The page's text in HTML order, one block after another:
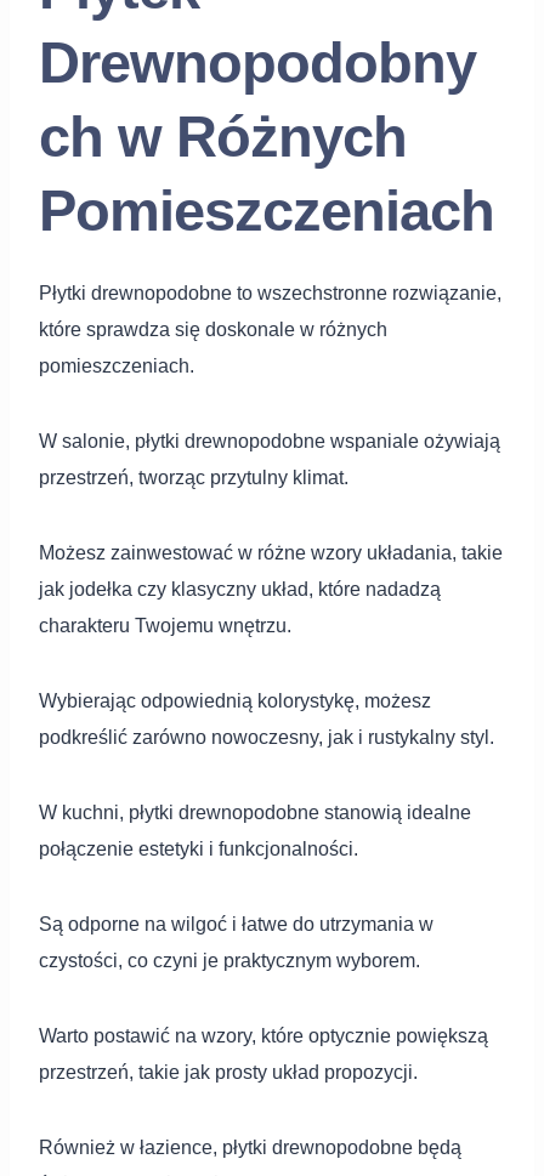
Drewnopodobny
ch w Różnych
Pomieszczeniach
Płytki drewnopodobne to wszechstronne rozwiązanie,
które sprawdza się doskonale w różnych
pomieszczeniach.
W salonie, płytki drewnopodobne wspaniale ożywiają
przestrzeń, tworząc przytulny klimat.
Możesz zainwestować w różne wzory układania, takie
jak jodełka czy klasyczny układ, które nadadzą
charakteru Twojemu wnętrzu.
Wybierając odpowiednią kolorystykę, możesz
podkreślić zarówno nowoczesny, jak i rustykalny styl.
W kuchni, płytki drewnopodobne stanowią idealne
połączenie estetyki i funkcjonalności.
Są odporne na wilgoć i łatwe do utrzymania w
czystości, co czyni je praktycznym wyborem.
Warto postawić na wzory, które optycznie powiększą
przestrzeń, takie jak prosty układ propozycji.
Również w łazience, płytki drewnopodobne będą